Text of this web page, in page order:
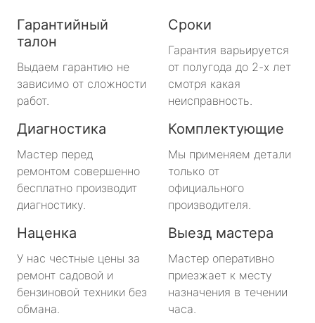
Гарантийный
талон
Выдаем гарантию не
зависимо от сложности
работ.
Сроки
Гарантия варьируется
от полугода до 2-х лет
смотря какая
неисправность.
Диагностика
Мастер перед
ремонтом совершенно
бесплатно производит
диагностику.
Комплектующие
Мы применяем детали
только от
официального
производителя.
Наценка
У нас честные цены за
ремонт садовой и
бензиновой техники без
обмана.
Выезд мастера
Мастер оперативно
приезжает к месту
назначения в течении
часа.